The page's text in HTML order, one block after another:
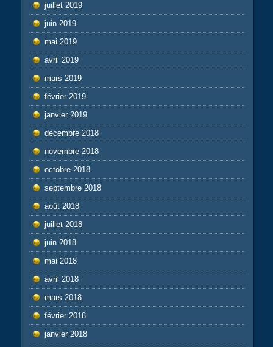
juillet 2019
juin 2019
mai 2019
avril 2019
mars 2019
février 2019
janvier 2019
décembre 2018
novembre 2018
octobre 2018
septembre 2018
août 2018
juillet 2018
juin 2018
mai 2018
avril 2018
mars 2018
février 2018
janvier 2018